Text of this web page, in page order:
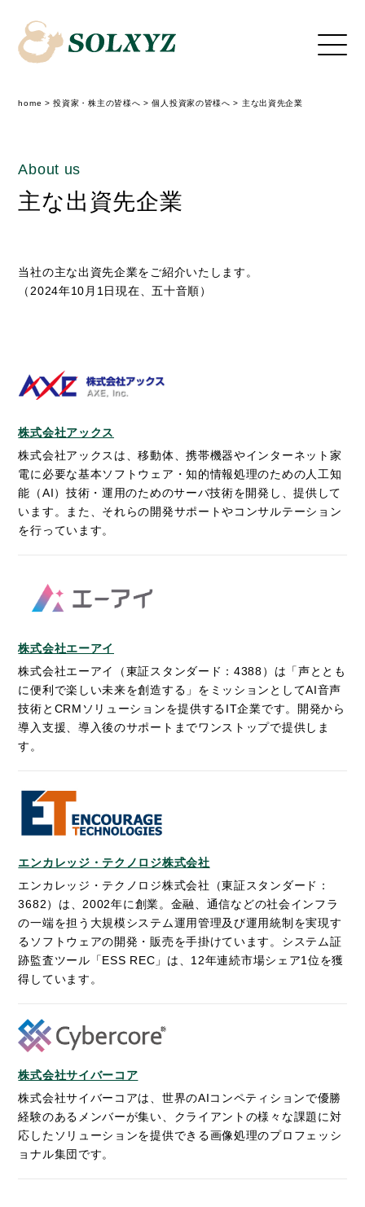
home >投資家・株主の皆様へ >個人投資家の皆様へ > 主な出資先企業
About us
主な出資先企業
当社の主な出資先企業をご紹介いたします。
（2024年10月1日現在、五十音順）
株式会社アックス
株式会社アックスは、移動体、携帯機器やインターネット家
電に必要な基本ソフトウェア・知的情報処理のための人工知
能（AI）技術・運用のためのサーバ技術を開発し、提供して
います。また、それらの開発サポートやコンサルテーション
を行っています。
株式会社エーアイ
株式会社エーアイ（東証スタンダード：4388）は「声ととも
に便利で楽しい未来を創造する」をミッションとしてAI音声
技術とCRMソリューションを提供するIT企業です。開発から
導入支援、導入後のサポートまでワンストップで提供しま
す。
エンカレッジ・テクノロジ株式会社
エンカレッジ・テクノロジ株式会社（東証スタンダード：
3682）は、2002年に創業。金融、通信などの社会インフラ
の一端を担う大規模システム運用管理及び運用統制を実現す
るソフトウェアの開発・販売を手掛けています。システム証
跡監査ツール「ESS REC」は、12年連続市場シェア1位を獲
得しています。
株式会社サイバーコア
株式会社サイバーコアは、世界のAIコンペティションで優勝
経験のあるメンバーが集い、クライアントの様々な課題に対
応したソリューションを提供できる画像処理のプロフェッシ
ョナル集団です。